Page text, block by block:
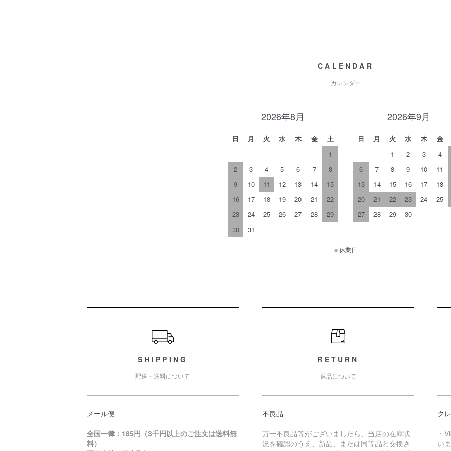
CALENDAR
カレンダー
2026年8月
日 月 火 水 木 金
土
1
2
3 4 5 6 7
8
9
10 11 12 13 14
15
16
17 18 19 20 21
22
23
24 25 26 27 28
29
30
31
2026年9月
日 月 火 水 木 金
1
2 3 4
6
7 8 9 10 11
13
14 15 16 17 18
20
21 22 23 24 25
27
28 29 30
■休業日
SHIPPING
配送・送料について
メール便
全国一律：185円（3千円以上のご注文は送料無
料）
RETURN
返品について
不良品
万一不良品等がございましたら、当店の在庫状
況を確認のうえ、新品、または同等品と交換さ
ク
・
い